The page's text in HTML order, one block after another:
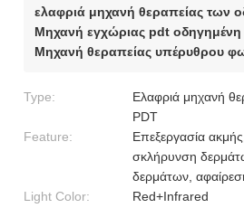
ελαφριά μηχανή θεραπείας των
Μηχανή εγχώριας pdt οδηγημένη
Μηχανή θεραπείας υπέρυθρου
Type:
Ελαφριά μηχανή
PDT
Feature:
Επεξεργασία
σκλήρυνση
δερμάτων,
Light Color:
Red+Infrared